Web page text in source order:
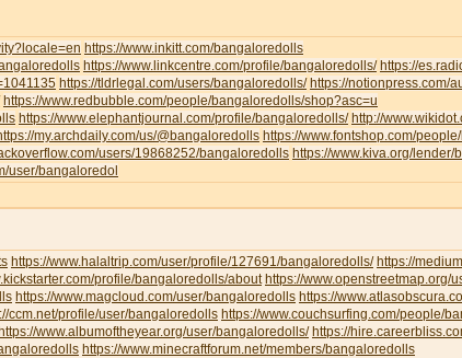
https://www.inkitt.com/bangaloredolls
https://www.linkcentre.com/profile/bangaloredolls/ https://
https://tldrlegal.com/users/bangaloredolls/ https://notionpress.com/
https://www.redbubble.com/people/bangaloredolls/shop?asc=u
https://www.elephantjournal.com/profile/bangaloredolls/ http://
my.archdaily.com/us/@bangaloredolls https://www.fontshop.com/
users/19868252/bangaloredolls https://www.kiva.org/lender/
user/bangaloredol
https://www.halaltrip.com/user/profile/127691/bangaloredolls/ https://
profile/bangaloredolls/about https://www.openstreetmap.org/
https://www.magcloud.com/user/bangaloredolls https://
ccm.net/profile/user/bangaloredolls https://www.couchsurfing.com/people/
https://www.albumoftheyear.org/user/bangaloredolls/ https://
https://www.minecraftforum.net/members/bangaloredolls